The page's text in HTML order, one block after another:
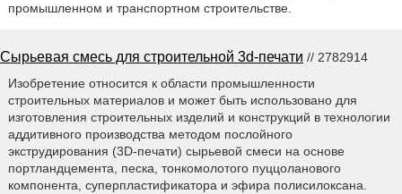
промышленном и транспортном строительстве.
Сырьевая смесь для строительной 3d-печати // 2782914
Изобретение относится к области промышленности
строительных материалов и может быть использовано для
изготовления строительных изделий и конструкций в технологии
аддитивного производства методом послойного
экструдирования (3D-печати) сырьевой смеси на основе
портландцемента, песка, тонкомолотого пуццоланового
компонента, суперпластификатора и эфира полисилоксана.